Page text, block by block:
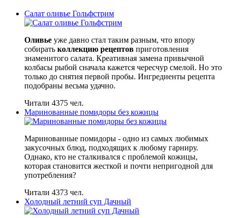
Салат оливье Гольфстрим
Оливье уже давно стал таким разным, что впору
собирать коллекцию рецептов приготовления
знаменитого салата. Креативная замена привычной
колбасы рыбой сначала кажется чересчур смелой. Но это
только до снятия первой пробы. Ингредиенты рецепта
подобраны весьма удачно.
Читали 4375 чел.
Маринованные помидоры без кожицы
Маринованные помидоры - одно из самых любимых
закусочных блюд, подходящих к любому гарниру.
Однако, кто не сталкивался с проблемой кожицы,
которая становится жесткой и почти непригодной для
употребления?
Читали 4373 чел.
Холодный летний суп Дачный